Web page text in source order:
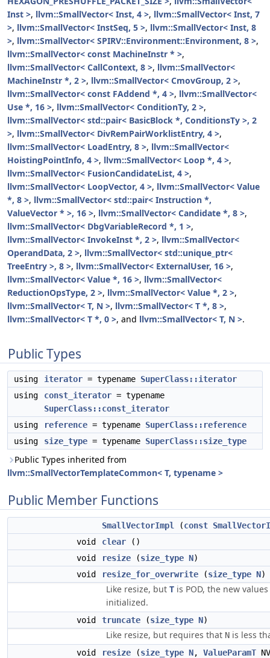
Inst >, llvm::SmallVector< Inst, 4 >, llvm::SmallVector< Inst, 7
>, llvm::SmallVector< InstSeq, 5 >, llvm::SmallVector< Inst, 8
>, llvm::SmallVector< SPIRV::Environment::Environment, 8 >,
llvm::SmallVector< const MachineInstr * >,
llvm::SmallVector< CallContext, 8 >, llvm::SmallVector<
MachineInstr *, 2 >, llvm::SmallVector< CmovGroup, 2 >,
llvm::SmallVector< const FAddend *, 4 >, llvm::SmallVector<
Use *, 16 >, llvm::SmallVector< ConditionTy, 2 >,
llvm::SmallVector< std::pair< BasicBlock *, ConditionsTy >, 2
>, llvm::SmallVector< DivRemPairWorklistEntry, 4 >,
llvm::SmallVector< LoadEntry, 8 >, llvm::SmallVector<
HoistingPointInfo, 4 >, llvm::SmallVector< Loop *, 4 >,
llvm::SmallVector< FusionCandidateList, 4 >,
llvm::SmallVector< LoopVector, 4 >, llvm::SmallVector< Value
*, 8 >, llvm::SmallVector< std::pair< Instruction *,
ValueVector * >, 16 >, llvm::SmallVector< Candidate *, 8 >,
llvm::SmallVector< DbgVariableRecord *, 1 >,
llvm::SmallVector< InvokeInst *, 2 >, llvm::SmallVector<
OperandData, 2 >, llvm::SmallVector< std::unique_ptr<
TreeEntry >, 8 >, llvm::SmallVector< ExternalUser, 16 >,
llvm::SmallVector< Value *, 16 >, llvm::SmallVector<
ReductionOpsType, 2 >, llvm::SmallVector< Value *, 2 >,
llvm::SmallVector< T, N >, llvm::SmallVector< T *, 8 >,
llvm::SmallVector< T *, 0 >, and llvm::SmallVector< T, N >.
Public Types
using iterator = typename SuperClass::iterator
using
const_iterator = typename
SuperClass::const_iterator
using
reference = typename SuperClass::reference
using
size_type = typename SuperClass::size_type
Public Types inherited from
llvm::SmallVectorTemplateCommon< T, typename >
Public Member Functions
SmallVectorImpl (const
void
clear ()
void
resize (size_type N)
void
resize_for_overwrite (size_type N)
Like resize, but T is POD, the new
initialized.
void truncate (size_type N)
Like resize, but requires that N is less
void resize (size_type N, ValueParamT